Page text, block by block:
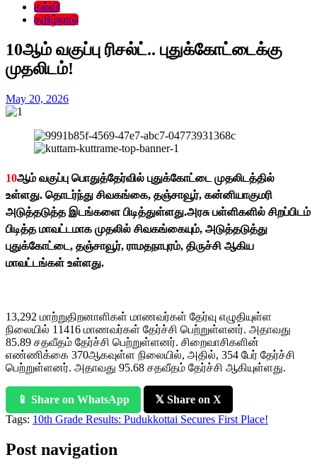
கல்வி
தமிழ்நாடு
10ஆம் வகுப்பு ரிசல்ட்.. புதுக்கோட்டைக்கு
முதலிடம்!
May 20, 2026
10ஆம் வகுப்பு பொதுத்தேர்வில் புதுக்கோட்டை முதலிடத்தில்
உள்ளது. தொடர்ந்து சிவகங்கை, தஞ்சாவூர், கன்னியாகுமரி
அடுத்தடுத்த இடங்களை பிடித்துள்ளது.அரசு பள்ளிகளில் சிறப்பிடம்
பிடித்த மாவட்டமாக முதலில் சிவகங்கையும், அடுத்தடுத்து
புதுக்கோட்டை, தஞ்சாவூர், ராமதநாபுரம், திருச்சி ஆகிய
மாவட்டங்கள் உள்ளது.
13,292 மாற்றுதிறனாளிகள் மாணவர்கள் தேர்வு எழுதியுள்ள
நிலையில் 11416 மாணவர்கள் தேர்ச்சி பெற்றுள்ளனர். அதாவது
85.89 சதவீதம் தேர்ச்சி பெற்றுள்ளனர். சிறைவாசிகளின்
எண்ணிக்கை 370ஆகவுள்ள நிலையில், அதில், 354 பேர் தேர்ச்சி
பெற்றுள்ளனர். அதாவது 95.68 சதவீதம் தேர்ச்சி ஆகியுள்ளது.
📱 Share on WhatsApp
𝕏 Share on X
Tags: 10th Grade Results: Pudukkottai Secures First Place!
Post navigation